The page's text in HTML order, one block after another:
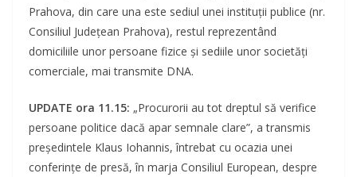
Prahova, din care una este sediul unei instituții publice (nr.
Consiliul Județean Prahova), restul reprezentând
domiciliile unor persoane fizice și sediile unor societăți
comerciale, mai transmite DNA.
UPDATE ora 11.15: „Procurorii au tot dreptul să verifice
persoane politice dacă apar semnale clare”, a transmis
președintele Klaus Iohannis, întrebat cu ocazia unei
conferințe de presă, în marja Consiliul European, despre